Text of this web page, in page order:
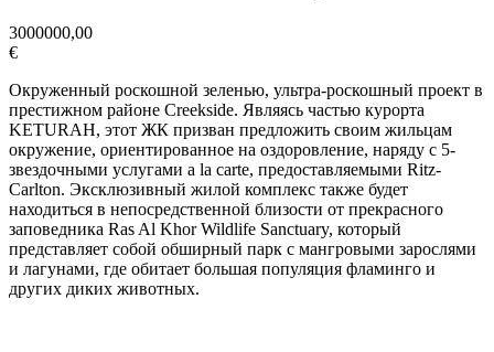
3000000,00
€
Окруженный роскошной зеленью, ультра-роскошный проект в
престижном районе Creekside. Являясь частью курорта
KETURAH, этот ЖК призван предложить своим жильцам
окружение, ориентированное на оздоровление, наряду с 5-
звездочными услугами a la carte, предоставляемыми Ritz-
Carlton. Эксклюзивный жилой комплекс также будет
находиться в непосредственной близости от прекрасного
заповедника Ras Al Khor Wildlife Sanctuary, который
представляет собой обширный парк с мангровыми зарослями
и лагунами, где обитает большая популяция фламинго и
других диких животных.